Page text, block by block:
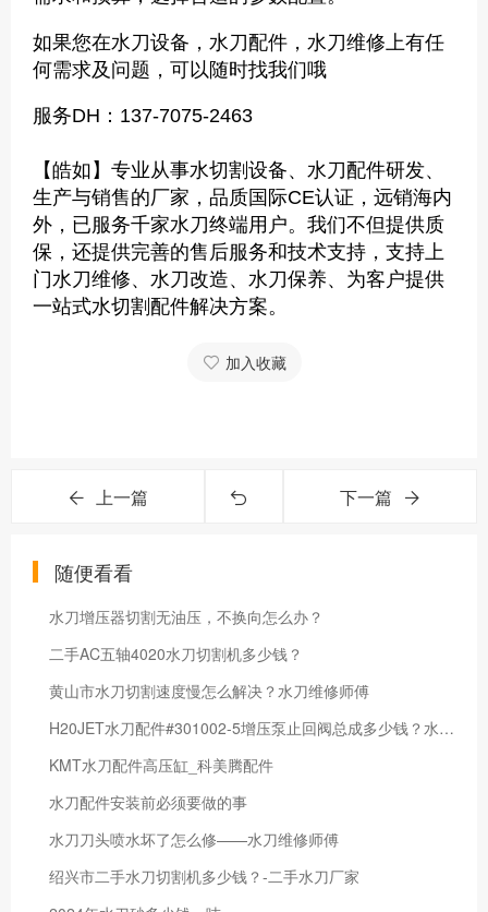
如果您在水刀设备 ， 水刀配件 ， 水刀维修 上有任
何需求及问题，可以随时找我们哦
服务DH：137-7075-2463
【皓如】专业从事水切割设备、水刀配件研发、
生产与销售的厂家，品质国际CE认证，远销海内
外，已服务千家水刀终端用户。我们不但提供质
保，还提供完善的售后服务和技术支持，支持上
门水刀维修、水刀改造、水刀保养、为客户提供
一站式水切割配件解决方案。
加入收藏
上一篇 下一篇
随便看看
水刀增压器切割无油压，不换向怎么办？
二手AC五轴4020水刀切割机多少钱？
黄山市水刀切割速度慢怎么解决？水刀维修师傅
H20JET水刀配件#301002-5增压泵止回阀总成多少钱？水刀配件生产厂家
KMT水刀配件高压缸_科美腾配件
水刀配件安装前必须要做的事
水刀刀头喷水坏了怎么修——水刀维修师傅
绍兴市二手水刀切割机多少钱？-二手水刀厂家